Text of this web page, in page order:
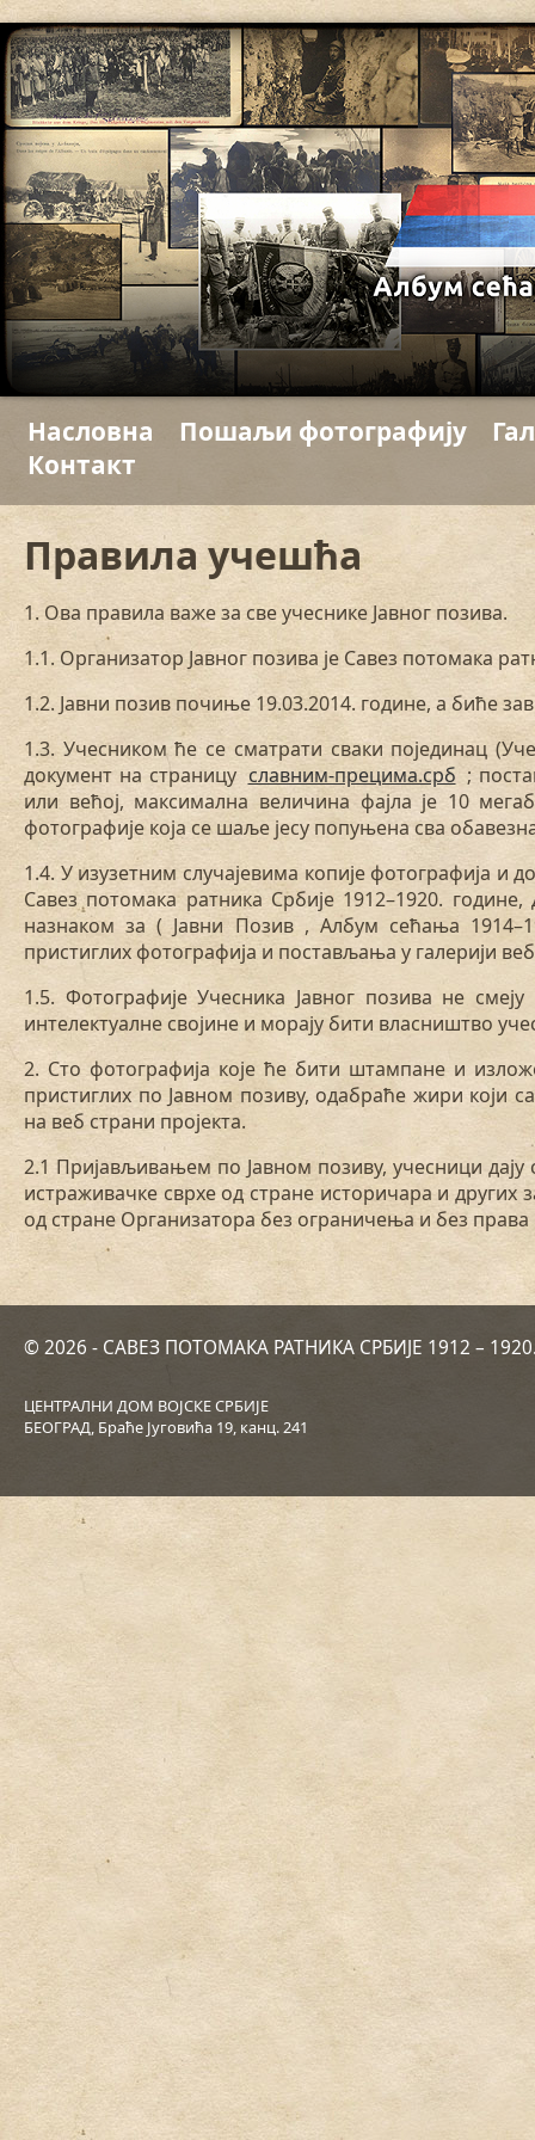
Насловна Пошаљи фотографију
Контакт
Правила учешћа
1. Ова правила важе за све учеснике Јавног позива.
1.1. Организатор Јавног позива је Савез потомака
1.2. Јавни позив почиње 19.03.2014. године, а биће
1.3. Учесником ће се сматрати сваки појединац
документ на страницу славним-прецима.срб ;
или већој, максимална величина фајла је 10
фотографије која се шаље јесу попуњена сва
1.4. У изузетним случајевима копије фотографија и
Савез потомака ратника Србије 1912–1920.
назнаком за ( Јавни Позив , Албум сећања
пристиглих фотографија и постављања у галерији
1.5. Фотографије Учесника Јавног позива не
интелектуалне својине и морају бити власништво
2. Сто фотографија које ће бити штампане и
пристиглих по Јавном позиву, одабраће жири који
на веб страни пројекта.
2.1 Пријављивањем по Јавном позиву, учесници
истраживачке сврхе од стране историчара и
од стране Организатора без ограничења и без
© 2026 - САВЕЗ ПОТОМАКА РАТНИКА СРБИЈЕ 1912 –
ЦЕНТРАЛНИ ДОМ ВОЈСКЕ СРБИЈЕ
БЕОГРАД, Браће Југовића 19, канц. 241